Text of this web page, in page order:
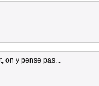
on y pense pas...